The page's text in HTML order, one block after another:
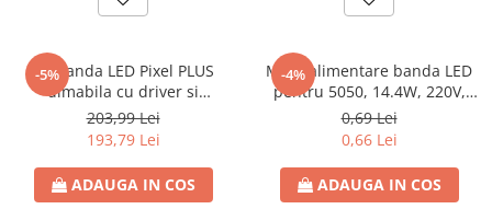
Iluminat pe sina magnetica
Paneluri LED
Corpuri de iluminat decorativ
interior/exterior
Accesorii pentru iluminat
Dulii
-5%
Kit Banda LED Pixel PLUS
dimabila cu driver si
controller Wi-fi cu muzica,
12V, 18W, RGB, SMD 5050
30LED/ml, IP20, Eurolamp
(5M)
203,99 Lei
193,79 Lei
ADAUGA IN COS
-4%
Mufa alimentare banda LED
pentru 5050, 14.4W, 220V,
Eurolamp
0,69 Lei
0,66 Lei
ADAUGA IN COS